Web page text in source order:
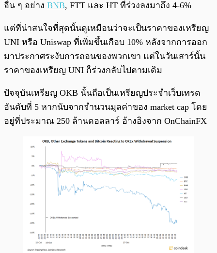
อื่น ๆ อย่าง BNB, FTT และ HT ที่ร่วงลงมาถึง 4-6%
แต่ที่น่าสนใจที่สุดนั้นดูเหมือนว่าจะเป็นราคาของเหรียญ
UNI หรือ Uniswap ที่เพิ่มขึ้นเกือบ 10% หลังจากการออก
มาประกาศระงับการถอนของพวกเขา แต่ในวันเสาร์นั้น
ราคาของเหรียญ UNI ก็ร่วงกลับไปตามเดิม
ปัจจุบันเหรียญ OKB นั้นถือเป็นเหรียญประจำเว็บเทรด
อันดับที่ 5 หากนับจากจำนวนมูลค่าของ market cap โดย
อยู่ที่ประมาณ 250 ล้านดอลลาร์ อ้างอิงจาก OnChainFX